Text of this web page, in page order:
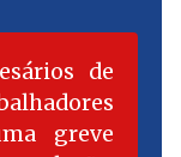
de
greve